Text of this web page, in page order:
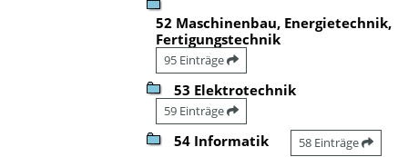
52 Maschinenbau, Energietechnik,
Fertigungstechnik
95 Einträge
53 Elektrotechnik
59 Einträge
54 Informatik 58 Einträge